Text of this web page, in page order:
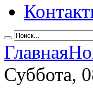
Главная
Суббота,